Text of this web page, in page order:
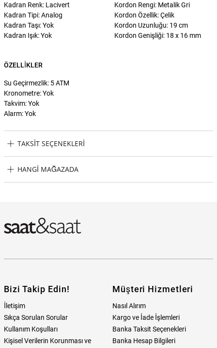
Kadran Renk: Lacivert
Kadran Tipi: Analog
Kadran Taşı: Yok
Kadran Işık: Yok
Kordon Rengi: Metalik Gri
Kordon Özellik: Çelik
Kordon Uzunluğu: 19 cm
Kordon Genişliği: 18 x 16 mm
ÖZELLIKLER
Su Geçirmezlik: 5 ATM
Kronometre: Yok
Takvim: Yok
Alarm: Yok
TAKSIT SEÇENEKLERI
HANGI MAĞAZADA
Bizi Takip Edin!
İletişim
Sıkça Sorulan Sorular
Kullanım Koşulları
Kişisel Verilerin Korunması ve
Müşteri Hizmetleri
Nasıl Alırım
Kargo ve İade İşlemleri
Banka Taksit Seçenekleri
Banka Hesap Bilgileri